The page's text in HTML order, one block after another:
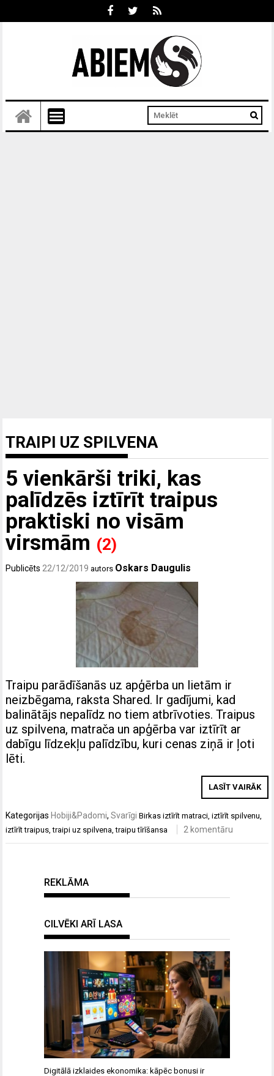
TRAIPI UZ SPILVENA
5 vienkārši triki, kas
palīdzēs iztīrīt traipus
praktiski no visām
virsmām (2)
Publicēts 22/12/2019 autors Oskars Daugulis
Traipu parādīšanās uz apģērba un lietām ir
neizbēgama, raksta Shared. Ir gadījumi, kad
balinātājs nepalīdz no tiem atbrīvoties. Traipus
uz spilvena, matrača un apģērba var iztīrīt ar
dabīgu līdzekļu palīdzību, kuri cenas ziņā ir ļoti
lēti.
LASĪT VAIRĀK
Kategorijas Hobiji&Padomi,Svarīgi Birkasiztīrīt matraci,iztīrīt spilvenu,
iztīrīt traipus,traipi uz spilvena,traipu tīrīšansa 2 komentāru
REKLĀMA
CILVĒKI ARĪ LASA
Digitālā izklaides ekonomika: kāpēc bonusi ir